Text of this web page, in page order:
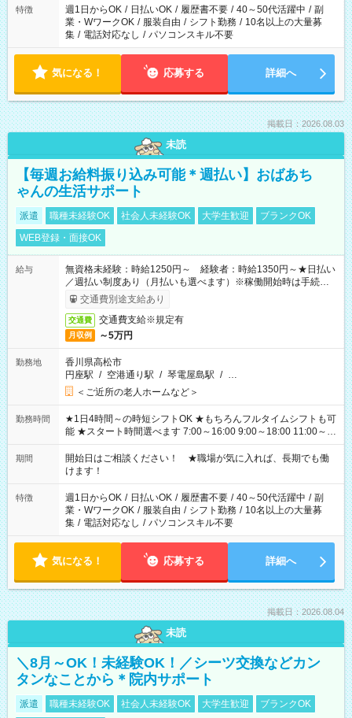
特徴 週1日からOK / 日払いOK / 履歴書不要 / 40～50代活躍中 / 副
業・WワークOK / 服装自由 / シフト勤務 / 10名以上の大量募
集 / 電話対応なし / パソコンスキル不要
気になる！ 応募する 詳細へ
掲載日：2026.08.03
未読
【毎週お給料振り込み可能＊週払い】おばあち
ゃんの生活サポート
派遣 職種未経験OK 社会人未経験OK 大学生歓迎
ブランクOK
WEB登録・面接OK
給与
無資格未経験：時給1250円～ 経験者：時給1350円～★日払い
／週払い制度あり（月払いも選べます）※稼働開始時は手続き完
了次第のお支払いとなります。
交通費別途支給あり
交通費 交通費支給※規定有
月収例 ～5万円
勤務地
香川県高松市
円座駅 / 空港通り駅 / 琴電屋島駅 / …
＜ご近所の老人ホームなど＞
勤務時間
★1日4時間～の時短シフトOK ★もちろんフルタイムシフトも可
能 ★スタート時間選べます 7:00～16:00 9:00～18:00 11:00～
20:00 など 残業なし！ ※Wワークの場合、他のお仕事と合わせ
週40時間超の就業はご案内できません ※法令に基づき、週20時
間以上勤務は社会保険への加入対象となります ※労働者派遣法
（日雇い派遣の原則禁止）により、短時間・短期間の就業はご
案内が難しい場合があります
期間
開始日はご相談ください！ ★職場が気に入れば、長期でも働
けます！
特徴 週1日からOK / 日払いOK / 履歴書不要 / 40～50代活躍中 / 副
業・WワークOK / 服装自由 / シフト勤務 / 10名以上の大量募
集 / 電話対応なし / パソコンスキル不要
気になる！ 応募する 詳細へ
掲載日：2026.08.04
未読
＼8月～OK！未経験OK！／シーツ交換などカン
タンなことから＊院内サポート
派遣 職種未経験OK 社会人未経験OK 大学生歓迎
ブランクOK